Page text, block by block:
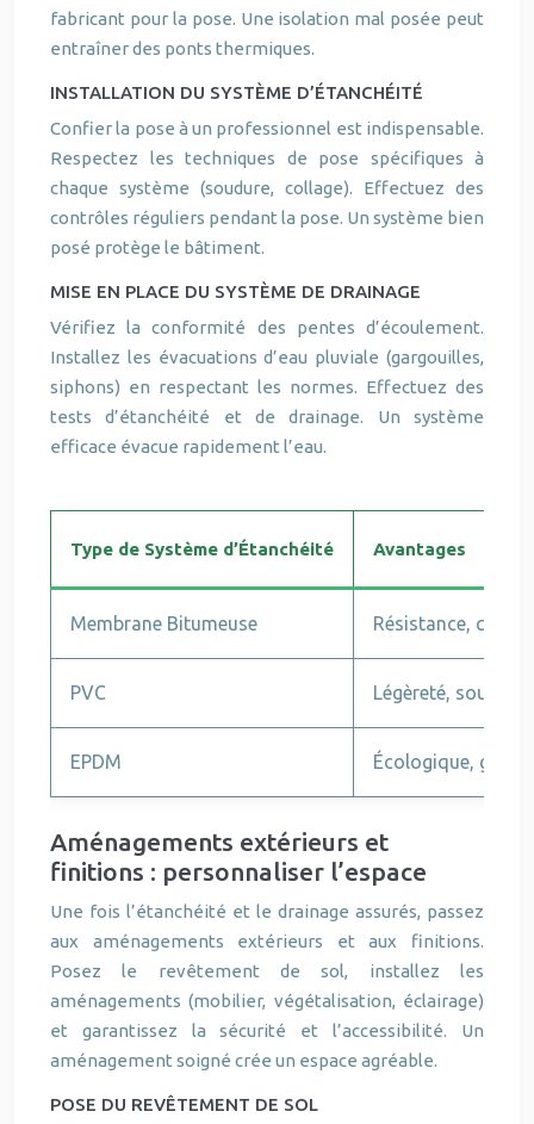
fabricant pour la pose. Une isolation mal posée peut
entraîner des ponts thermiques.
INSTALLATION DU SYSTÈME D’ÉTANCHÉITÉ
Confier la pose à un professionnel est indispensable.
Respectez les techniques de pose spécifiques à
chaque système (soudure, collage). Effectuez des
contrôles réguliers pendant la pose. Un système bien
posé protège le bâtiment.
MISE EN PLACE DU SYSTÈME DE DRAINAGE
Vérifiez la conformité des pentes d’écoulement.
Installez les évacuations d’eau pluviale (gargouilles,
siphons) en respectant les normes. Effectuez des
tests d’étanchéité et de drainage. Un système
efficace évacue rapidement l’eau.
Type de Système d’Étanchéité Avantages
Membrane Bitumeuse Résistance, coût
PVC Légèreté, soudure
EPDM Écologique,
Aménagements extérieurs et
finitions : personnaliser l’espace
Une fois l’étanchéité et le drainage assurés, passez
aux aménagements extérieurs et aux finitions.
Posez le revêtement de sol, installez les
aménagements (mobilier, végétalisation, éclairage)
et garantissez la sécurité et l’accessibilité. Un
aménagement soigné crée un espace agréable.
POSE DU REVÊTEMENT DE SOL